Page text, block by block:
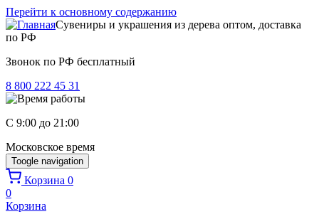
Перейти к основному содержанию
Сувениры и украшения из дерева оптом, доставка
по РФ
Звонок по РФ бесплатный
8 800 222 45 31
C 9:00 до 21:00
Московское время
Toogle navigation
Корзина 0
0
Корзина